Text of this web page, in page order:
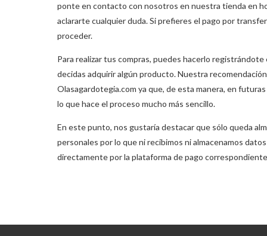
ponte en contacto con nosotros en nuestra tienda en
aclararte cualquier duda. Si prefieres el pago por
proceder.
Para realizar tus compras, puedes hacerlo
decidas adquirir algún producto. Nuestra
Olasagardotegia.com ya que, de esta manera, en
lo que hace el proceso mucho más sencillo.
En este punto, nos gustaría destacar que sólo queda
personales por lo que ni recibimos ni almacenamos
directamente por la plataforma de pago